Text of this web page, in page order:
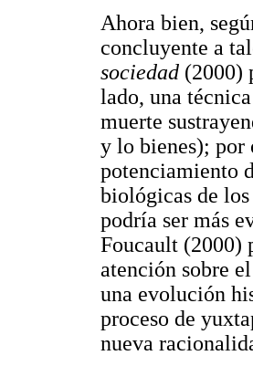
Ahora bien,
concluyente a
sociedad (2000)
lado, una
muerte
y lo bienes); por
potenciamiento
biológicas de
podría ser más
Foucault (2000)
atención sobre
una evolución
proceso de
nueva